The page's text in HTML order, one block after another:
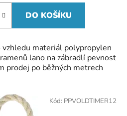
DO KOŠÍKU
materiál polypropylen
lano na zábradlí pevnost
prodej po běžných metrech
Kód: PPVOLDTIMER12